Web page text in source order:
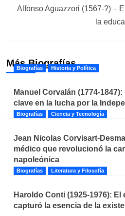
Alfonso Aguazzori (1567-?) –
la
Más Biografías
Biografías Historia y Política
Manuel Corvalán (1774-
clave en la lucha por la
Biografías Ciencia y Tecnología
Jean Nicolas Corvisart-
médico que revolucionó la
napoleónica
Biografías Literatura y Filosofía
Haroldo Conti (1925-1976):
capturó la esencia de la